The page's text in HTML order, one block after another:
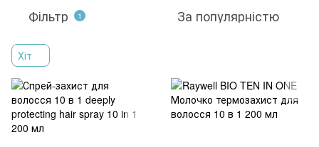
Фільтр 1 За популярністю
Хіт